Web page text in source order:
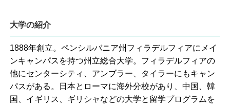
大学の紹介
1888年創立。ペンシルバニア州フィラデルフィアにメイ
ンキャンパスを持つ州立総合大学。フィラデルフィアの
他にセンターシティ、アンブラー、タイラーにもキャン
パスがある。日本とローマに海外分校があり、中国、韓
国、イギリス、ギリシャなどの大学と留学プログラムを